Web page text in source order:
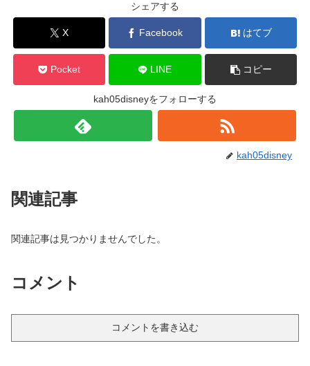
シェアする
X Facebook はてブ
Pocket LINE コピー
kah05disneyをフォローする
kah05disney
関連記事
関連記事は見つかりませんでした。
コメント
コメントを書き込む